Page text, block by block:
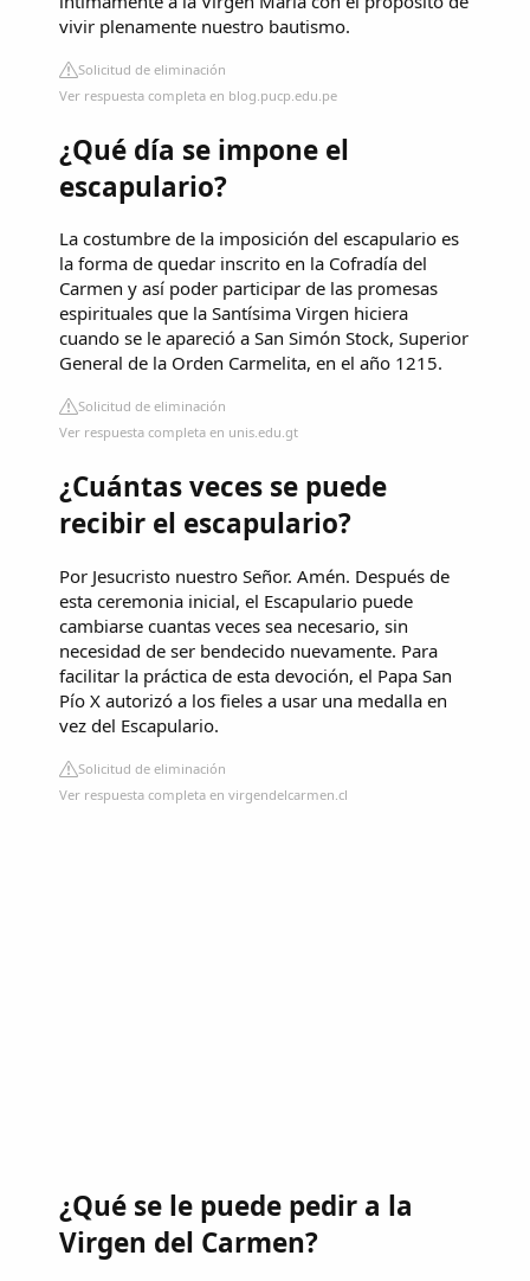
vivir plenamente nuestro bautismo.
Solicitud de eliminación
Ver respuesta completa en blog.pucp.edu.pe
¿Qué día se impone el
escapulario?
La costumbre de la imposición del escapulario es
la forma de quedar inscrito en la Cofradía del
Carmen y así poder participar de las promesas
espirituales que la Santísima Virgen hiciera
cuando se le apareció a San Simón Stock, Superior
General de la Orden Carmelita, en el año 1215.
Solicitud de eliminación
Ver respuesta completa en unis.edu.gt
¿Cuántas veces se puede
recibir el escapulario?
Por Jesucristo nuestro Señor. Amén. Después de
esta ceremonia inicial, el Escapulario puede
cambiarse cuantas veces sea necesario, sin
necesidad de ser bendecido nuevamente. Para
facilitar la práctica de esta devoción, el Papa San
Pío X autorizó a los fieles a usar una medalla en
vez del Escapulario.
Solicitud de eliminación
Ver respuesta completa en virgendelcarmen.cl
¿Qué se le puede pedir a la
Virgen del Carmen?